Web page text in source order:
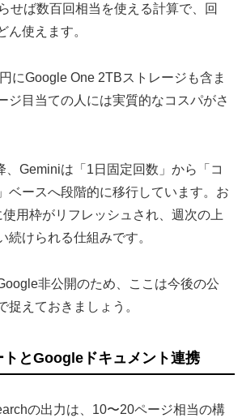
せば数百回相当を使える計算で、回
ん使えます。
にGoogle One 2TBストレージも含ま
ジ目当ての人には実質的なコスパがさ
、Geminiは「1日固定回数」から「コ
ベースへ段階的に移行しています。お
用枠がリフレッシュされ、週次の上
続けられる仕組みです。
非公開のため、ここは今後の公
捉えておきましょう。
トとGoogleドキュメント連携
の出力は、10〜20ページ相当の構